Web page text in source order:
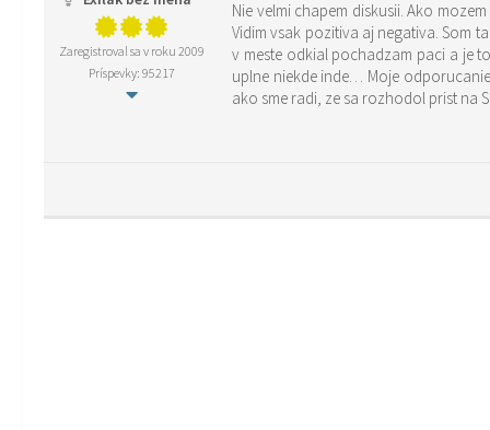
Zaregistroval sa v roku 2009
Príspevky: 95217
Nie velmi chapem diskusii. Ako
Vidim vsak pozitiva aj negativa. Som
v meste odkial pochadzam paci a je
uplne niekde inde… Moje
ako sme radi, ze sa rozhodol prist na